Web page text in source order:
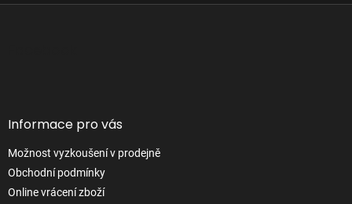
Z
Informace pro vás
Možnost vyzkoušení v prodejně
Obchodní podmínky
Online vrácení zboží